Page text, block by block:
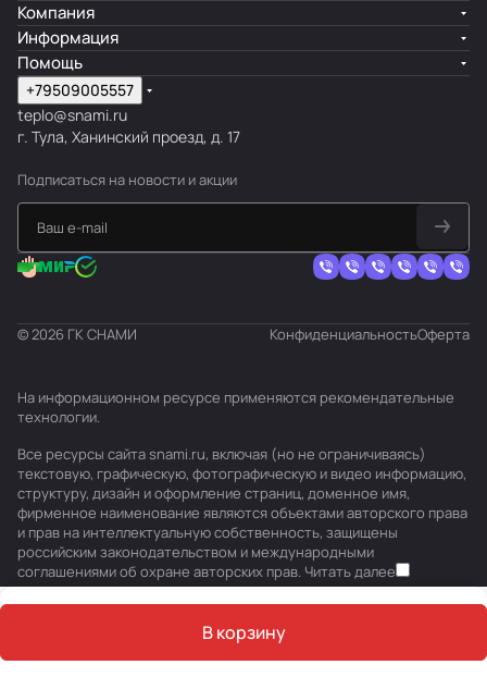
В корзину
Компания
Информация
Помощь
+79509005557
teplo@snami.ru
г. Тула, Ханинский проезд, д. 17
Подписаться на новости и акции
© 2026 ГК СНАМИ КонфиденциальностьОферта
На информационном ресурсе применяются рекомендательные
технологии.
Все ресурсы сайта snami.ru, включая (но не ограничиваясь)
текстовую, графическую, фотографическую и видео информацию,
структуру, дизайн и оформление страниц, доменное имя,
фирменное наименование являются объектами авторского права
и прав на интеллектуальную собственность, защищены
российским законодательством и международными
соглашениями об охране авторских прав. Читать далее